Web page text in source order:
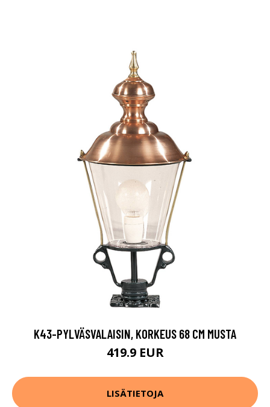
K43-PYLVÄSVALAISIN, KORKEUS 68 CM MUSTA
419.9 EUR
LISÄTIETOJA